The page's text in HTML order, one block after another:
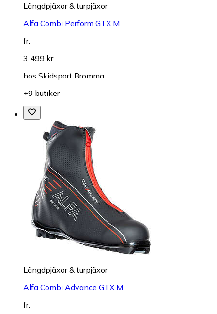
Längdpjäxor & turpjäxor
Alfa Combi Perform GTX M
fr.
3 499 kr
hos Skidsport Bromma
+9 butiker
Längdpjäxor & turpjäxor
Alfa Combi Advance GTX M
fr.